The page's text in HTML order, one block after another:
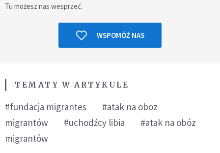
Tu możesz nas wesprzeć.
WSPOMÓŻ NAS
TEMATY W ARTYKULE
#fundacja migrantes
#atak na oboz
migrantów
#uchodźcy libia
#atak na obóz
migrantów